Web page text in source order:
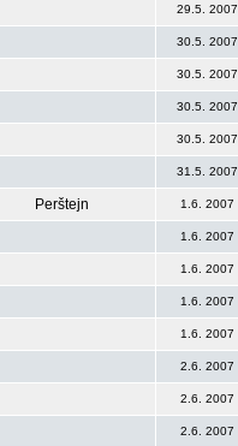
29.5. 2007
30.5. 2007
30.5. 2007
30.5. 2007
30.5. 2007
31.5. 2007
Perštejn 1.6. 2007
1.6. 2007
1.6. 2007
1.6. 2007
1.6. 2007
2.6. 2007
2.6. 2007
2.6. 2007